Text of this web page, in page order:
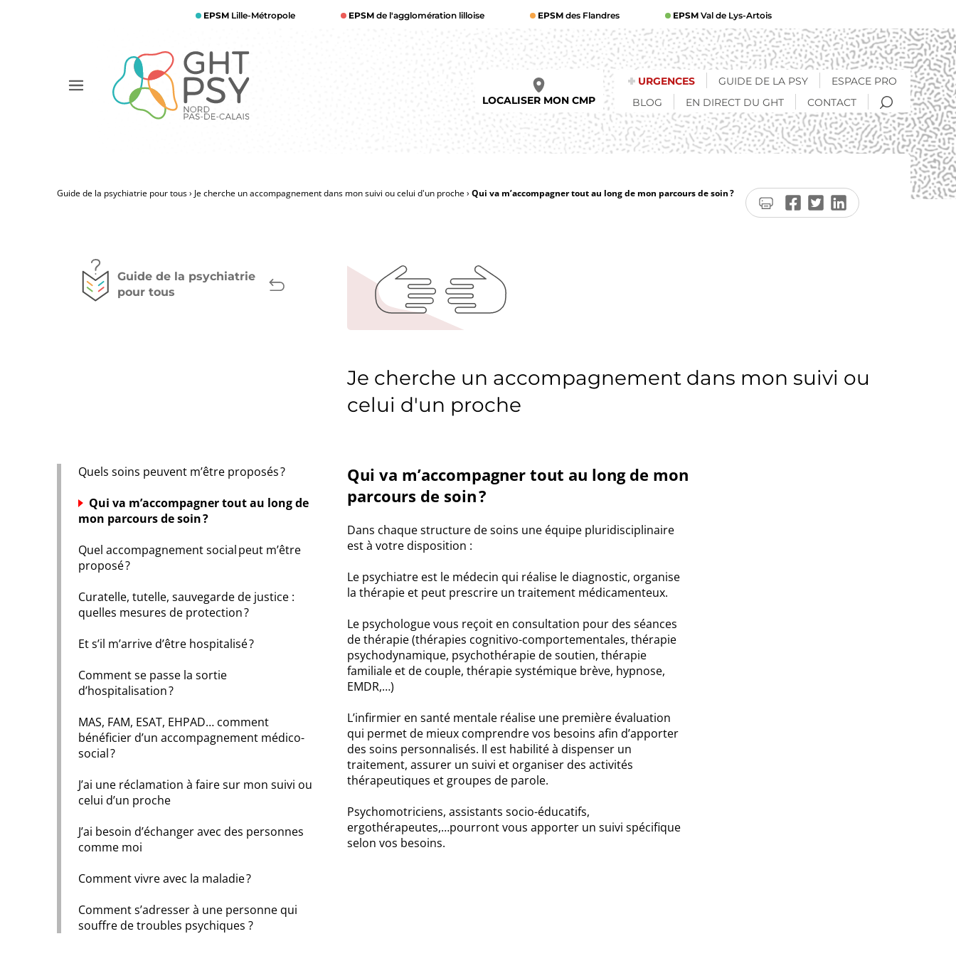
EPSM Lille-Métropole EPSM de l'agglomération lilloise EPSM des Flandres EPSM Val de Lys-Artois
Afficher
LOCALISER MON CMP
URGENCES GUIDE DE LA PSY
ESPACE PRO
BLOG
EN DIRECT DU GHT CONTACT RECHERCHE
Guide de la psychiatrie pour tous Je cherche un accompagnement dans mon suivi ou celui d'un proche Qui va m’accompagner tout au long de mon parcours de soin ?
Guide de la psychiatrie
pour tous
Je cherche un accompagnement dans mon suivi ou
celui d'un proche
Qui va m’accompagner tout au long de mon
parcours de soin ?
Dans chaque structure de soins une équipe pluridisciplinaire
est à votre disposition :
Le psychiatre est le médecin qui réalise le diagnostic, organise
la thérapie et peut prescrire un traitement médicamenteux.
Le psychologue vous reçoit en consultation pour des séances
de thérapie (thérapies cognitivo-comportementales, thérapie
psychodynamique, psychothérapie de soutien, thérapie
familiale et de couple, thérapie systémique brève, hypnose,
EMDR,…)
L’infirmier en santé mentale réalise une première évaluation
qui permet de mieux comprendre vos besoins afin d’apporter
des soins personnalisés. Il est habilité à dispenser un
traitement, assurer un suivi et organiser des activités
thérapeutiques et groupes de parole.
Psychomotriciens, assistants socio-éducatifs,
ergothérapeutes,…pourront vous apporter un suivi spécifique
selon vos besoins.
Quels soins peuvent m’être proposés ?
Qui va m’accompagner tout au long de
mon parcours de soin ?
Quel accompagnement social peut m’être
proposé ?
Curatelle, tutelle, sauvegarde de justice :
quelles mesures de protection ?
Et s’il m’arrive d’être hospitalisé ?
Comment se passe la sortie
d’hospitalisation ?
MAS, FAM, ESAT, EHPAD… comment
bénéficier d’un accompagnement médico-
social ?
J’ai une réclamation à faire sur mon suivi ou
celui d’un proche
J’ai besoin d’échanger avec des personnes
comme moi
Comment vivre avec la maladie ?
Comment s’adresser à une personne qui
souffre de troubles psychiques ?
Imprimer
la
Partager
sur
Partager
sur
Partager
sur